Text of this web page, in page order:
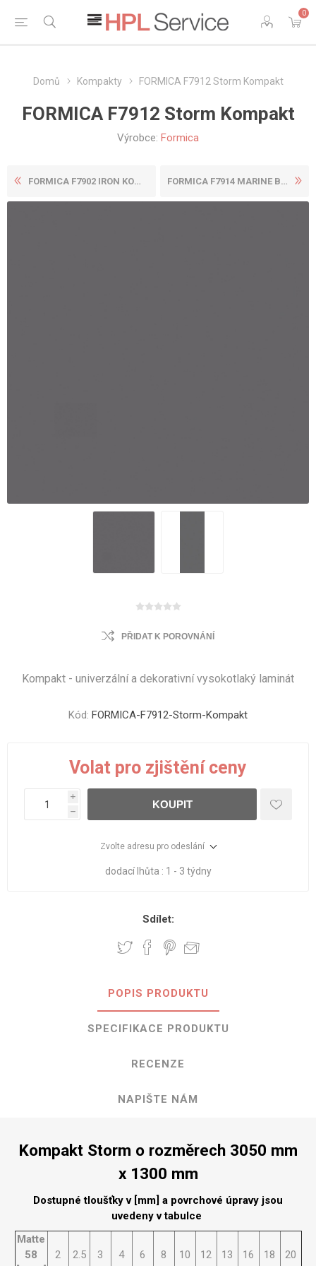
0
Domů Kompakty FORMICA F7912 Storm Kompakt
FORMICA F7912 Storm Kompakt
Výrobce: Formica
FORMICA F7902 IRON KOMPAKT FORMICA F7914 MARINE BLUE K...
PŘIDAT K POROVNÁNÍ
Kompakt - univerzální a dekorativní vysokotlaký laminát
Kód: FORMICA-F7912-Storm-Kompakt
Volat pro zjištění ceny
i
h
KOUPIT
Zvolte adresu pro odeslání
dodací lhůta : 1 - 3 týdny
Sdílet:
POPIS PRODUKTU
SPECIFIKACE PRODUKTU
RECENZE
NAPIŠTE NÁM
Kompakt Storm o rozměrech 3050 mm
x 1300 mm
Dostupné tloušťky v [mm] a povrchové úpravy jsou
uvedeny v tabulce
Matte
58
2 2.5 3 4 6 8 10 12 13 16 18 20